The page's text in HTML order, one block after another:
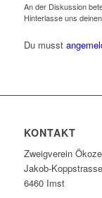
An der Diskussion
Hinterlasse uns
Du musst
KONTAKT
Zweigverein
Jakob-
6460 Imst